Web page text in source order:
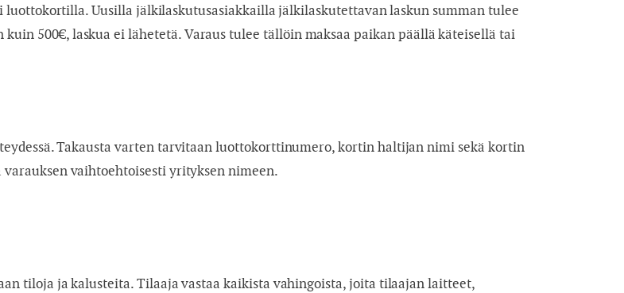
luottokortilla. Uusilla jälkilaskutusasiakkailla jälkilaskutettavan laskun summan tulee
500€, laskua ei lähetetä. Varaus tulee tällöin maksaa paikan päällä käteisellä tai
Takausta varten tarvitaan luottokorttinumero, kortin haltijan nimi sekä kortin
vaihtoehtoisesti yrityksen nimeen.
tiloja ja kalusteita. Tilaaja vastaa kaikista vahingoista, joita tilaajan laitteet,